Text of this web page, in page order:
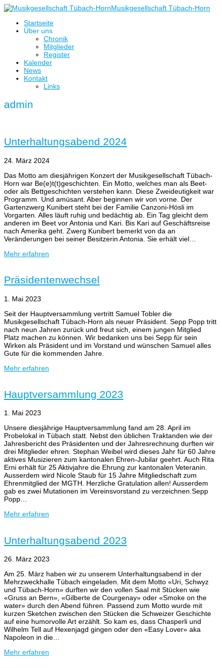
Musikgesellschaft Tübach-Horn
Startseite
Über uns
Chronik
Mitglieder
Register
Kalender
News
Kontakt
Links
admin
Unterhaltungsabend 2024
24. März 2024
Das Motto am diesjährigen Konzert der Musikgesellschaft Tübach-
Horn war Be(e)t(t)geschichten. Ein Motto, welches man als Beet-
oder als Bettgeschichten verstehen kann. Diese Zweideutigkeit war
Programm. Und amüsant. Aber beginnen wir von vorne. Der
Gartenzwerg Kunibert steht bei der Familie Canzoni-Hösli im
Vorgarten. Alles läuft ruhig und bedächtig ab. Ein Tag gleicht dem
anderen im Beet vor Antonia und Kari. Bis Kari auf Geschäftsreise
nach Amerika geht. Zwerg Kunibert bemerkt von da an
Veränderungen bei seiner Besitzerin Antonia. Sie erhält viel…
Mehr erfahren
Präsidentenwechsel
1. Mai 2023
Seit der Hauptversammlung vertritt Samuel Tobler die
Musikgesellschaft Tübach-Horn als neuer Präsident. Sepp Popp tritt
nach neun Jahren zurück und freut sich, einem jungen Mitglied
Platz machen zu können. Wir bedanken uns bei Sepp für sein
Wirken als Präsident und im Vorstand und wünschen Samuel alles
Gute für die kommenden Jahre.
Mehr erfahren
Hauptversammlung 2023
1. Mai 2023
Unsere diesjährige Hauptversammlung fand am 28. April im
Probelokal in Tübach statt. Nebst den üblichen Traktanden wie der
Jahresbericht des Präsidenten und der Jahresrechnung durften wir
drei Mitglieder ehren. Stephan Weibel wird dieses Jahr für 60 Jahre
aktives Musizieren zum kantonalen Ehren-Jubilar geehrt. Auch Rita
Erni erhält für 25 Aktivjahre die Ehrung zur kantonalen Veteranin.
Ausserdem wird Nicole Staub für 15 Jahre Mitgliedschaft zum
Ehrenmitglied der MGTH. Herzliche Gratulation allen! Ausserdem
gab es zwei Mutationen im Vereinsvorstand zu verzeichnen.Sepp
Popp…
Mehr erfahren
Unterhaltungsabend 2023
26. März 2023
Am 25. März haben wir zu unserem Unterhaltungsabend in der
Mehrzweckhalle Tübach eingeladen. Mit dem Motto «Uri, Schwyz
und Tübach-Horn» durften wir den vollen Saal mit Stücken wie
«Gruss an Bern», «Gilberte de Courgenay» oder «Smoke on the
water» durch den Abend führen. Passend zum Motto wurde mit
kurzen Sketchen zwischen den Stücken die Schweizer Geschichte
auf eine humorvolle Art erzählt. So kam es, dass Chasperli und
Wilhelm Tell auf Hexenjagd gingen oder den «Easy Lover» aka
Napoleon in die…
Mehr erfahren